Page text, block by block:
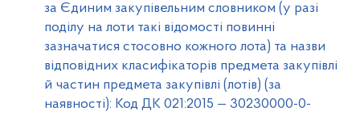
за Єдиним закупівельним словником (у разі
поділу на лоти такі відомості повинні
зазначатися стосовно кожного лота) та назви
відповідних класифікаторів предмета закупівлі
й частин предмета закупівлі (лотів) (за
наявності): Код ДК 021:2015 — 30230000-0-